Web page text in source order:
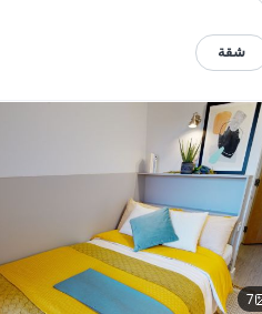
شقة
7